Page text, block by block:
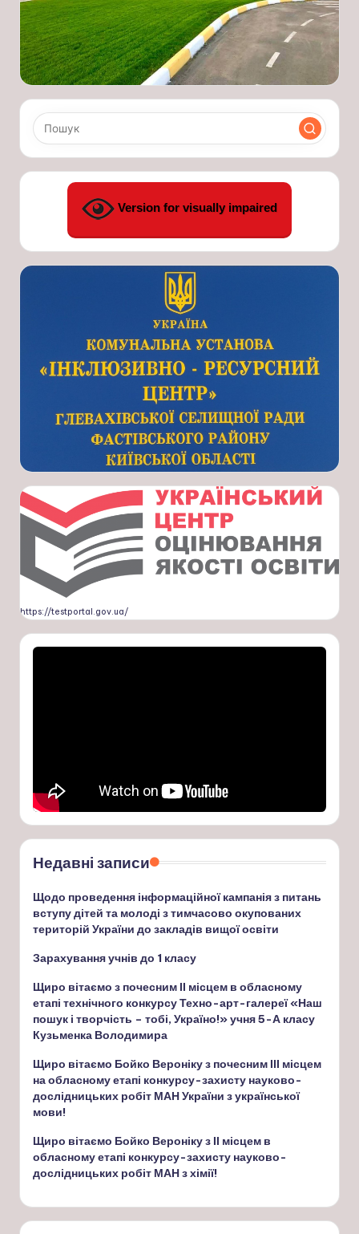
Version for visually impaired
https://testportal.gov.ua/
Недавні записи
Щодо проведення інформаційної кампанія з питань
вступу дітей та молоді з тимчасово окупованих
територій України до закладів вищої освіти
Зарахування учнів до 1 класу
Щиро вітаємо з почесним ІІ місцем в обласному
етапі технічного конкурсу Техно-арт-галереї «Наш
пошук і творчість – тобі, Україно!» учня 5-А класу
Кузьменка Володимира
Щиро вітаємо Бойко Вероніку з почесним ІІІ місцем
на обласному етапі конкурсу-захисту науково-
дослідницьких робіт МАН України з української
мови!
Щиро вітаємо Бойко Вероніку з ІІ місцем в
обласному етапі конкурсу-захисту науково-
дослідницьких робіт МАН з хімії!